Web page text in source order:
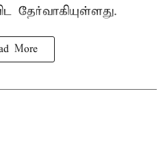
தேர்வாகியுள்ளது.
More